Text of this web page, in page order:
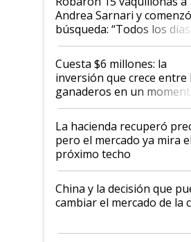
Andrea Sarnari y
búsqueda: “Todos los días
toca a algún productor”
Cuesta $6 millones: la
inversión que crece entre
ganaderos en un momento
histórico para la actividad
La hacienda recuperó
pero el mercado ya mira el
próximo techo
China y la decisión que
cambiar el mercado de la